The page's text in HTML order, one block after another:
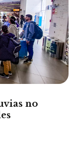
no